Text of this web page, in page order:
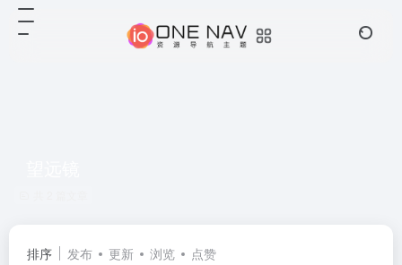
排序 发布 更新 浏览 点赞